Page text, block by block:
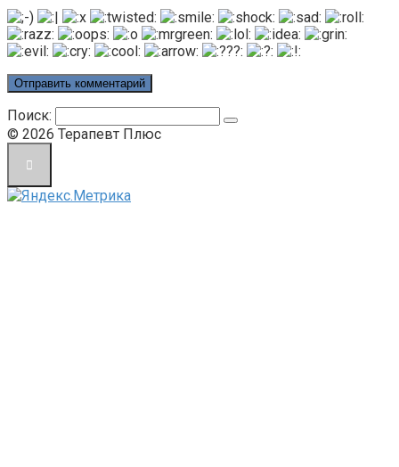
Поиск:
© 2026 Терапевт Плюс